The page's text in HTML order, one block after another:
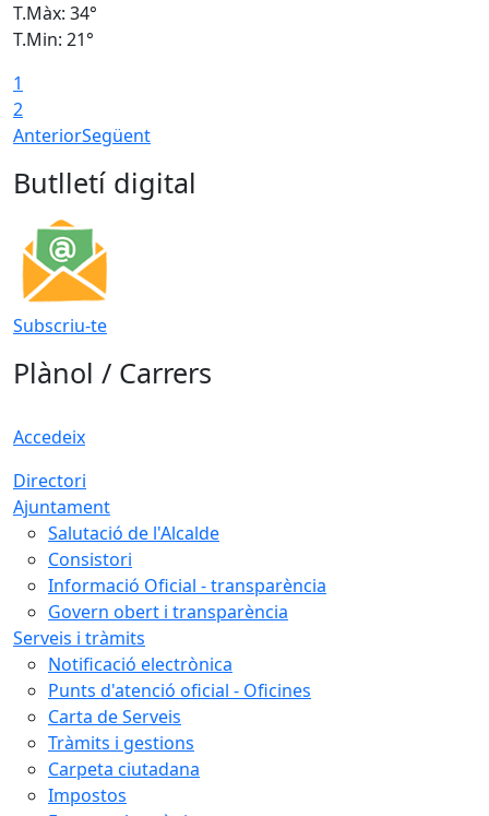
T.Màx: 34°
T.Min: 21°
1
2
AnteriorSegüent
Butlletí digital
Subscriu-te
Plànol / Carrers
Accedeix
Directori
Ajuntament
Salutació de l'Alcalde
Consistori
Informació Oficial - transparència
Govern obert i transparència
Serveis i tràmits
Notificació electrònica
Punts d'atenció oficial - Oficines
Carta de Serveis
Tràmits i gestions
Carpeta ciutadana
Impostos